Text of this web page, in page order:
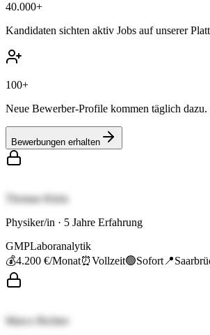
40.000+
Kandidaten sichten aktiv Jobs auf unserer
100+
Neue Bewerber-Profile kommen täglich dazu.
Bewerbungen erhalten
Thomas Klein
Physiker/in · 5 Jahre Erfahrung
GMPLaboranalytik
💰4.200 €/Monat⏰Vollzeit🟢Sofort 📍
Marco Richter